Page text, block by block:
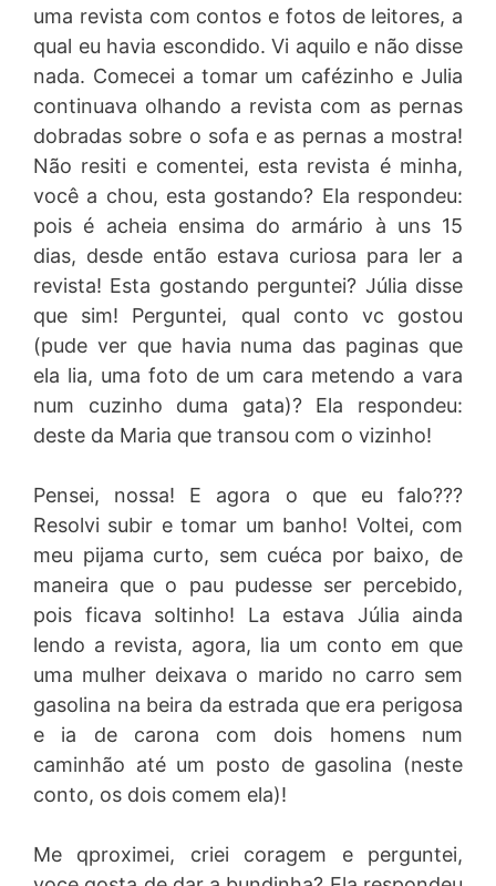
uma revista com contos e fotos de leitores, a
qual eu havia escondido. Vi aquilo e não disse
nada. Comecei a tomar um cafézinho e Julia
continuava olhando a revista com as pernas
dobradas sobre o sofa e as pernas a mostra!
Não resiti e comentei, esta revista é minha,
você a chou, esta gostando? Ela respondeu:
pois é acheia ensima do armário à uns 15
dias, desde então estava curiosa para ler a
revista! Esta gostando perguntei? Júlia disse
que sim! Perguntei, qual conto vc gostou
(pude ver que havia numa das paginas que
ela lia, uma foto de um cara metendo a vara
num cuzinho duma gata)? Ela respondeu:
deste da Maria que transou com o vizinho!
Pensei, nossa! E agora o que eu falo???
Resolvi subir e tomar um banho! Voltei, com
meu pijama curto, sem cuéca por baixo, de
maneira que o pau pudesse ser percebido,
pois ficava soltinho! La estava Júlia ainda
lendo a revista, agora, lia um conto em que
uma mulher deixava o marido no carro sem
gasolina na beira da estrada que era perigosa
e ia de carona com dois homens num
caminhão até um posto de gasolina (neste
conto, os dois comem ela)!
Me qproximei, criei coragem e perguntei,